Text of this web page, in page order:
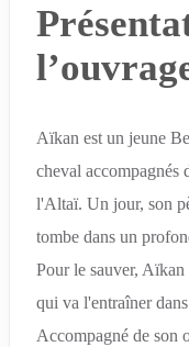
Aïkan est un jeune
cheval accompagnés
l'Altaï. Un jour, son
tombe dans un
Pour le sauver,
qui va l'entraîner
Accompagné de son